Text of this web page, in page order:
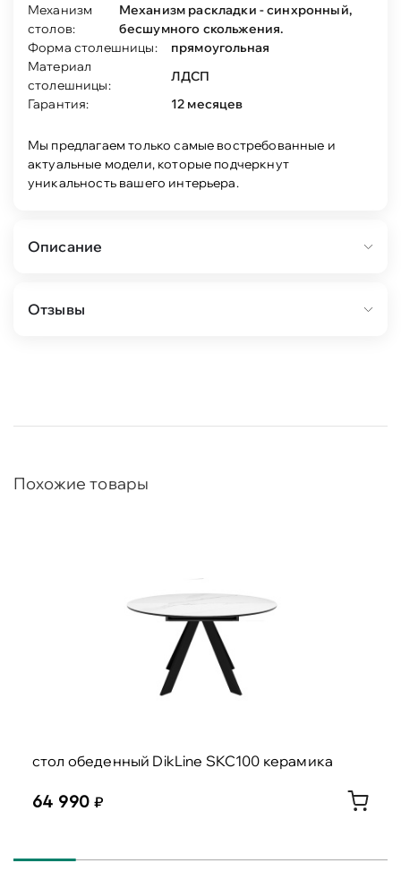
Механизм
столов:
Механизм раскладки - синхронный,
бесшумного скольжения.
Форма столешницы:
прямоугольная
Материал
столешницы:
ЛДСП
Гарантия:
12 месяцев
Мы предлагаем только самые востребованные и
актуальные модели, которые подчеркнут
уникальность вашего интерьера.
Описание
Вставка шириной 40 см. Толщина столешницы
Отзывы
Похожие товары
cтол обеденный DikLine SKC100 керамика
64 990